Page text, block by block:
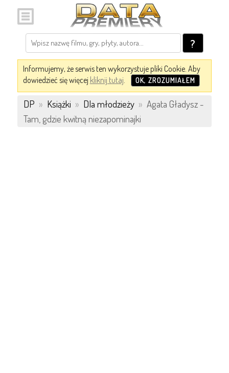
?
Informujemy, że serwis ten wykorzystuje pliki Cookie. Aby
dowiedzieć się więcej kliknij tutaj. OK, ZROZUMIAŁEM
DP » Książki » Dla młodzieży » Agata Gładysz -
Tam, gdzie kwitną niezapominajki